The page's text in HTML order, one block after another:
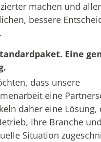
machen und
bessere
Eine
dass unsere
eine
daher eine Lösung,
Ihre Branche
Situation